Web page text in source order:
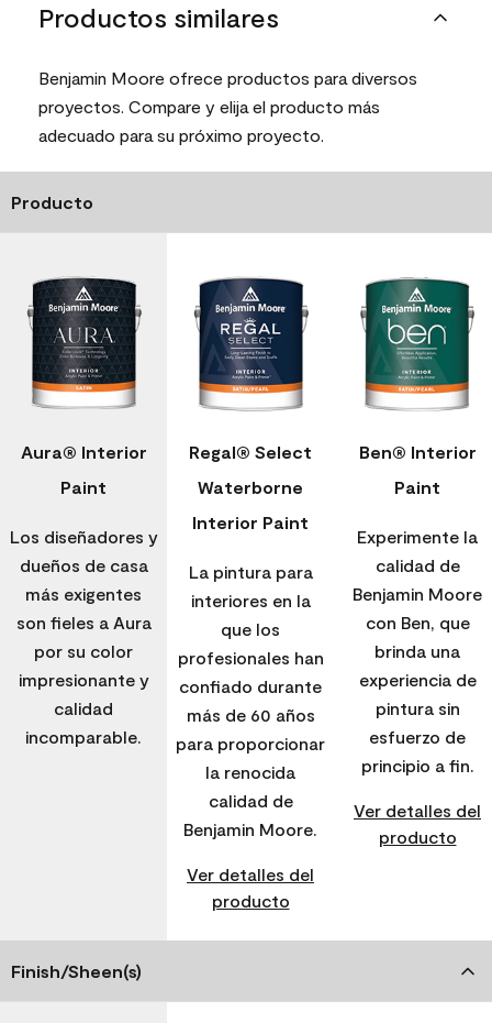
Productos similares
Benjamin Moore ofrece productos para diversos
proyectos. Compare y elija el producto más
adecuado para su próximo proyecto.
Producto
Aura® Interior
Paint
Los diseñadores y
dueños de casa
más exigentes
son fieles a Aura
por su color
impresionante y
calidad
incomparable.
Regal® Select
Waterborne
Interior Paint
La pintura para
interiores en la
que los
profesionales han
confiado durante
más de 60 años
para proporcionar
la renocida
calidad de
Benjamin Moore.
Ver detalles del
producto
Ben® Interior
Paint
Experimente la
calidad de
Benjamin Moore
con Ben, que
brinda una
experiencia de
pintura sin
esfuerzo de
principio a fin.
Ver detalles del
producto
Finish/Sheen(s)